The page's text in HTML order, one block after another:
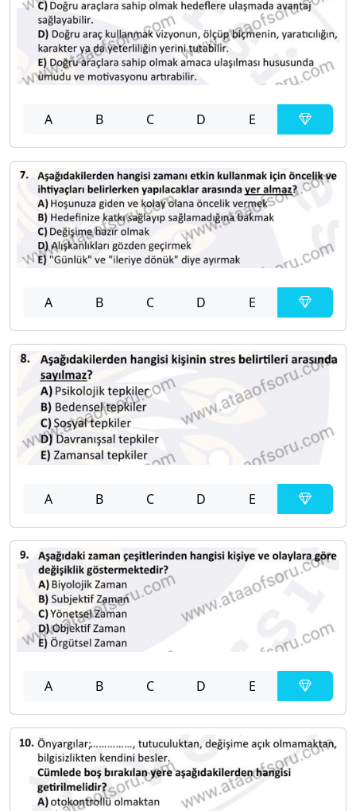
A B C D E
A B C D E
A B C D E
A B C D E